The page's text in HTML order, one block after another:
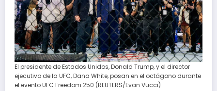
El presidente de Estados Unidos, Donald Trump, y el director
ejecutivo de la UFC, Dana White, posan en el octágono durante
el evento UFC Freedom 250 (REUTERS/Evan Vucci)